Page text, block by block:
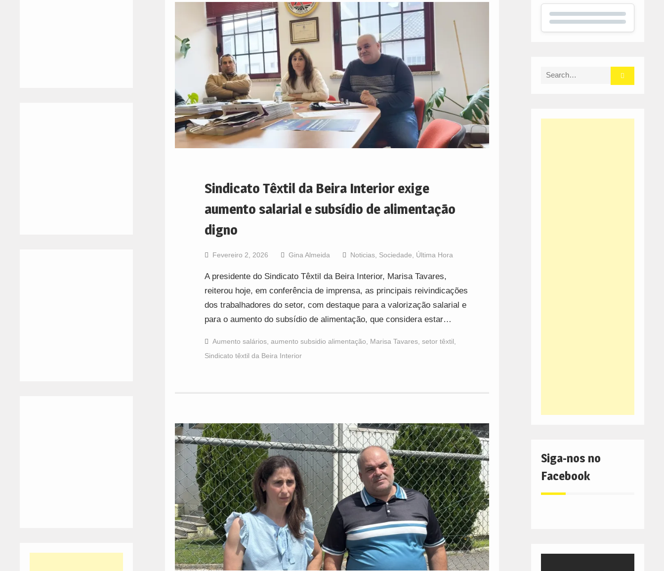
Sindicato Têxtil da Beira Interior exige
aumento salarial e subsídio de alimentação
digno
Fevereiro 2, 2026 Gina Almeida Noticias, Sociedade, Última Hora
A presidente do Sindicato Têxtil da Beira Interior, Marisa Tavares,
reiterou hoje, em conferência de imprensa, as principais reivindicações
dos trabalhadores do setor, com destaque para a valorização salarial e
para o aumento do subsídio de alimentação, que considera estar…
Aumento salários, aumento subsidio alimentação, Marisa Tavares, setor têxtil,
Sindicato têxtil da Beira Interior
Search
Siga-nos no
Facebook